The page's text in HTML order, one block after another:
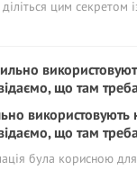
цим секретом
використовують
що там треба
була корисною